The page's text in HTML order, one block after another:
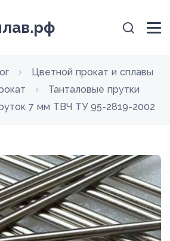
Цветной прокат и сплавы
Танталовые прутки
7 мм ТВЧ ТУ 95-2819-2002